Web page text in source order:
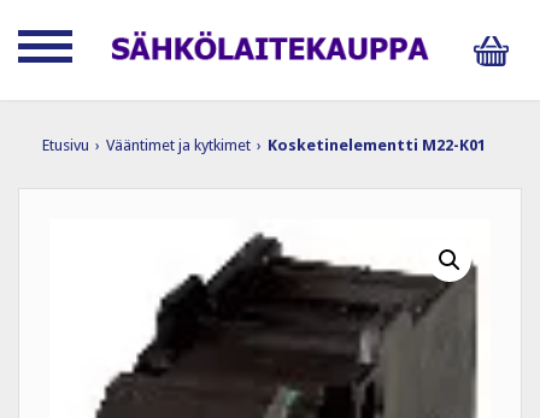
Etusivu › Vääntimet ja kytkimet › Kosketinelementti M22-K01